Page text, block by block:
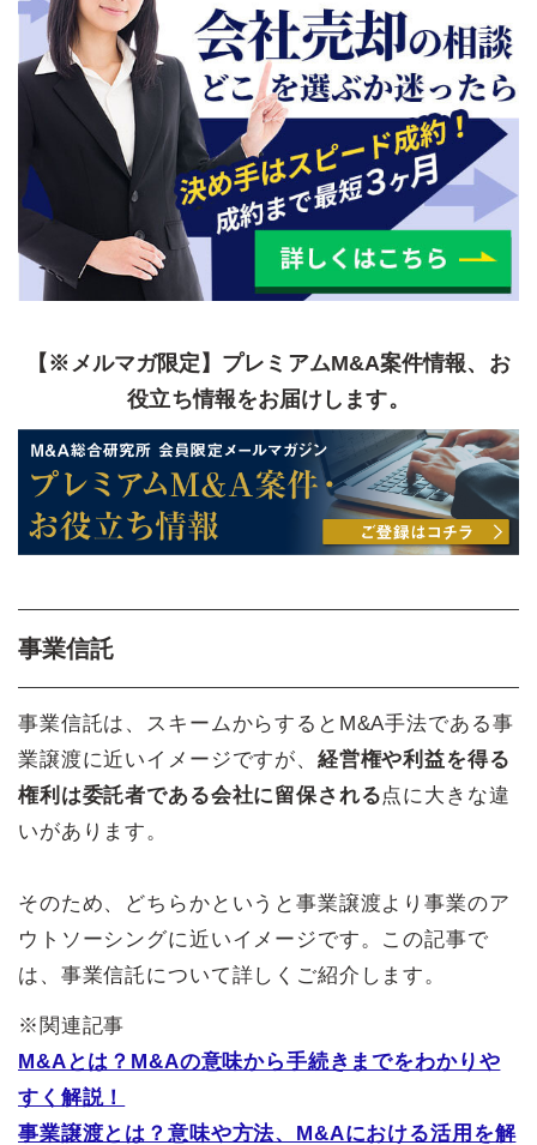
【※メルマガ限定】プレミアムM&A案件情報、お
役立ち情報をお届けします。
事業信託
事業信託は、スキームからするとM&A手法である事
業譲渡に近いイメージですが、 経営権や利益を得る
権利は委託者である会社に留保される点に大きな違
いがあります。
そのため、どちらかというと事業譲渡より事業のア
ウトソーシングに近いイメージです。この記事で
は、事業信託について詳しくご紹介します。
※関連記事
M&Aとは？M&Aの意味から手続きまでをわかりや
すく解説！
事業譲渡とは？意味や方法、M&Aにおける活用​を解